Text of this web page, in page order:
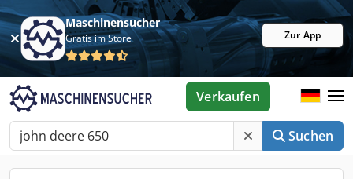
Maschinensucher
Gratis im Store Zur App
Suchen
Verkaufen